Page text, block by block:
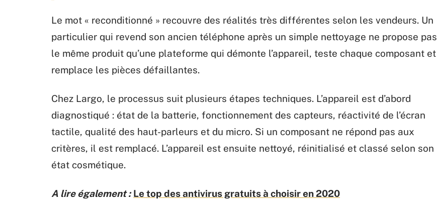
Le mot « reconditionné » recouvre des réalités très différentes selon les vendeurs. Un
particulier qui revend son ancien téléphone après un simple nettoyage ne propose pas
le même produit qu’une plateforme qui démonte l’appareil, teste chaque composant et
remplace les pièces défaillantes.
Chez Largo, le processus suit plusieurs étapes techniques. L’appareil est d’abord
diagnostiqué : état de la batterie, fonctionnement des capteurs, réactivité de l’écran
tactile, qualité des haut-parleurs et du micro. Si un composant ne répond pas aux
critères, il est remplacé. L’appareil est ensuite nettoyé, réinitialisé et classé selon son
état cosmétique.
A lire également : Le top des antivirus gratuits à choisir en 2020